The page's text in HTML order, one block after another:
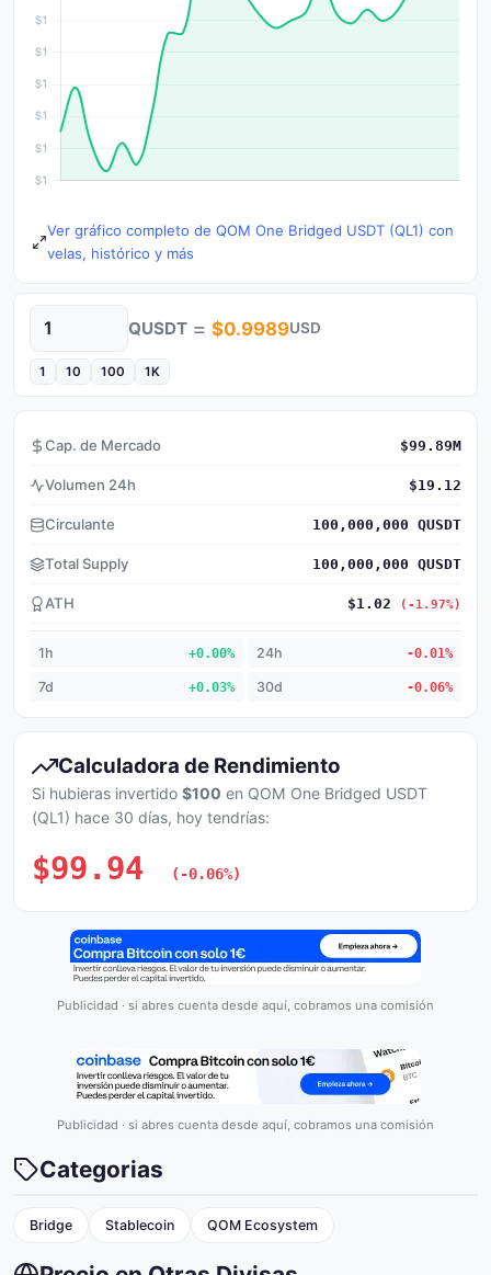
Ver gráfico completo de QOM One Bridged USDT (QL1) con
velas, histórico y más
Cantidad QUSDT = $0.9989USD
1 10 100 1K
Cap. de Mercado $99.89M
Volumen 24h $19.12
Circulante 100,000,000 QUSDT
Total Supply 100,000,000 QUSDT
ATH $1.02 (-1.97%)
1h +0.00% 24h -0.01%
7d +0.03% 30d -0.06%
Calculadora de Rendimiento
Si hubieras invertido $100 en QOM One Bridged USDT
(QL1) hace 30 días, hoy tendrías:
$99.94 (-0.06%)
Publicidad · si abres cuenta desde aquí, cobramos una comisión
Publicidad · si abres cuenta desde aquí, cobramos una comisión
Categorias
Bridge Stablecoin QOM Ecosystem